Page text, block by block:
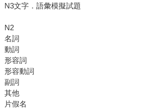
N3文字．語彙模擬試題
N2
名詞
動詞
形容詞
形容動詞
副詞
其他
片假名